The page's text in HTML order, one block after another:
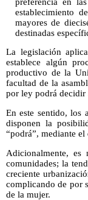
establecimiento
mayores de
destinadas
La legislación
establece algún
productivo de la
facultad de la
por ley podrá decidir
En este sentido, los
disponen la
“podrá”, mediante
Adicionalmente,
comunidades; la
creciente
complicando de por
de la mujer.